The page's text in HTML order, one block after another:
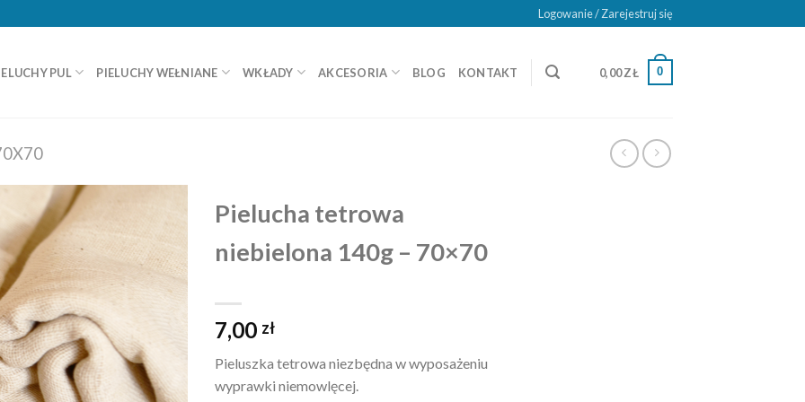
Logowanie / Zarejestruj się
PUL PIELUCHY WEŁNIANE WKŁADY AKCESORIA BLOG KONTAKT 0,00ZŁ 0
Pielucha tetrowa
niebielona 140g – 70×70
7,00 zł
Pieluszka tetrowa niezbędna w wyposażeniu
wyprawki niemowlęcej.